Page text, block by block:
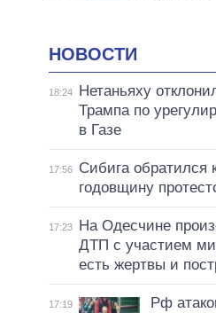
НОВОСТИ
18:24
Нетаньяху
Трампа по
в Газе
17:56
Сибига обратился
годовщину
17:23
На Одесчине
ДТП с участием
есть жертвы и
17:19
Рф